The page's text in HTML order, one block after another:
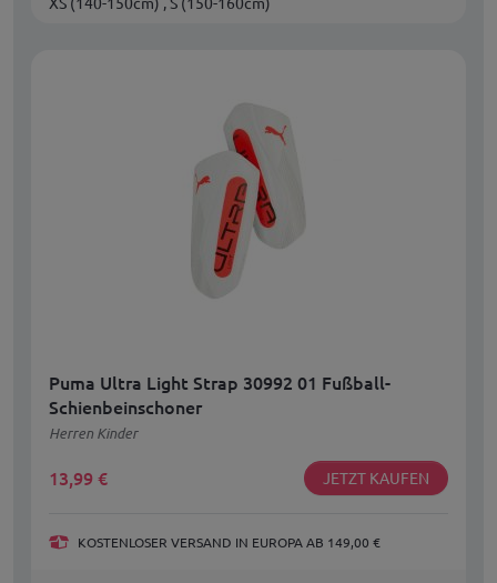
Puma Ultra Light Strap 30992 01 Fußball-
Schienbeinschoner
Herren Kinder
13,99 € JETZT KAUFEN
KOSTENLOSER VERSAND IN EUROPA AB 149,00 €